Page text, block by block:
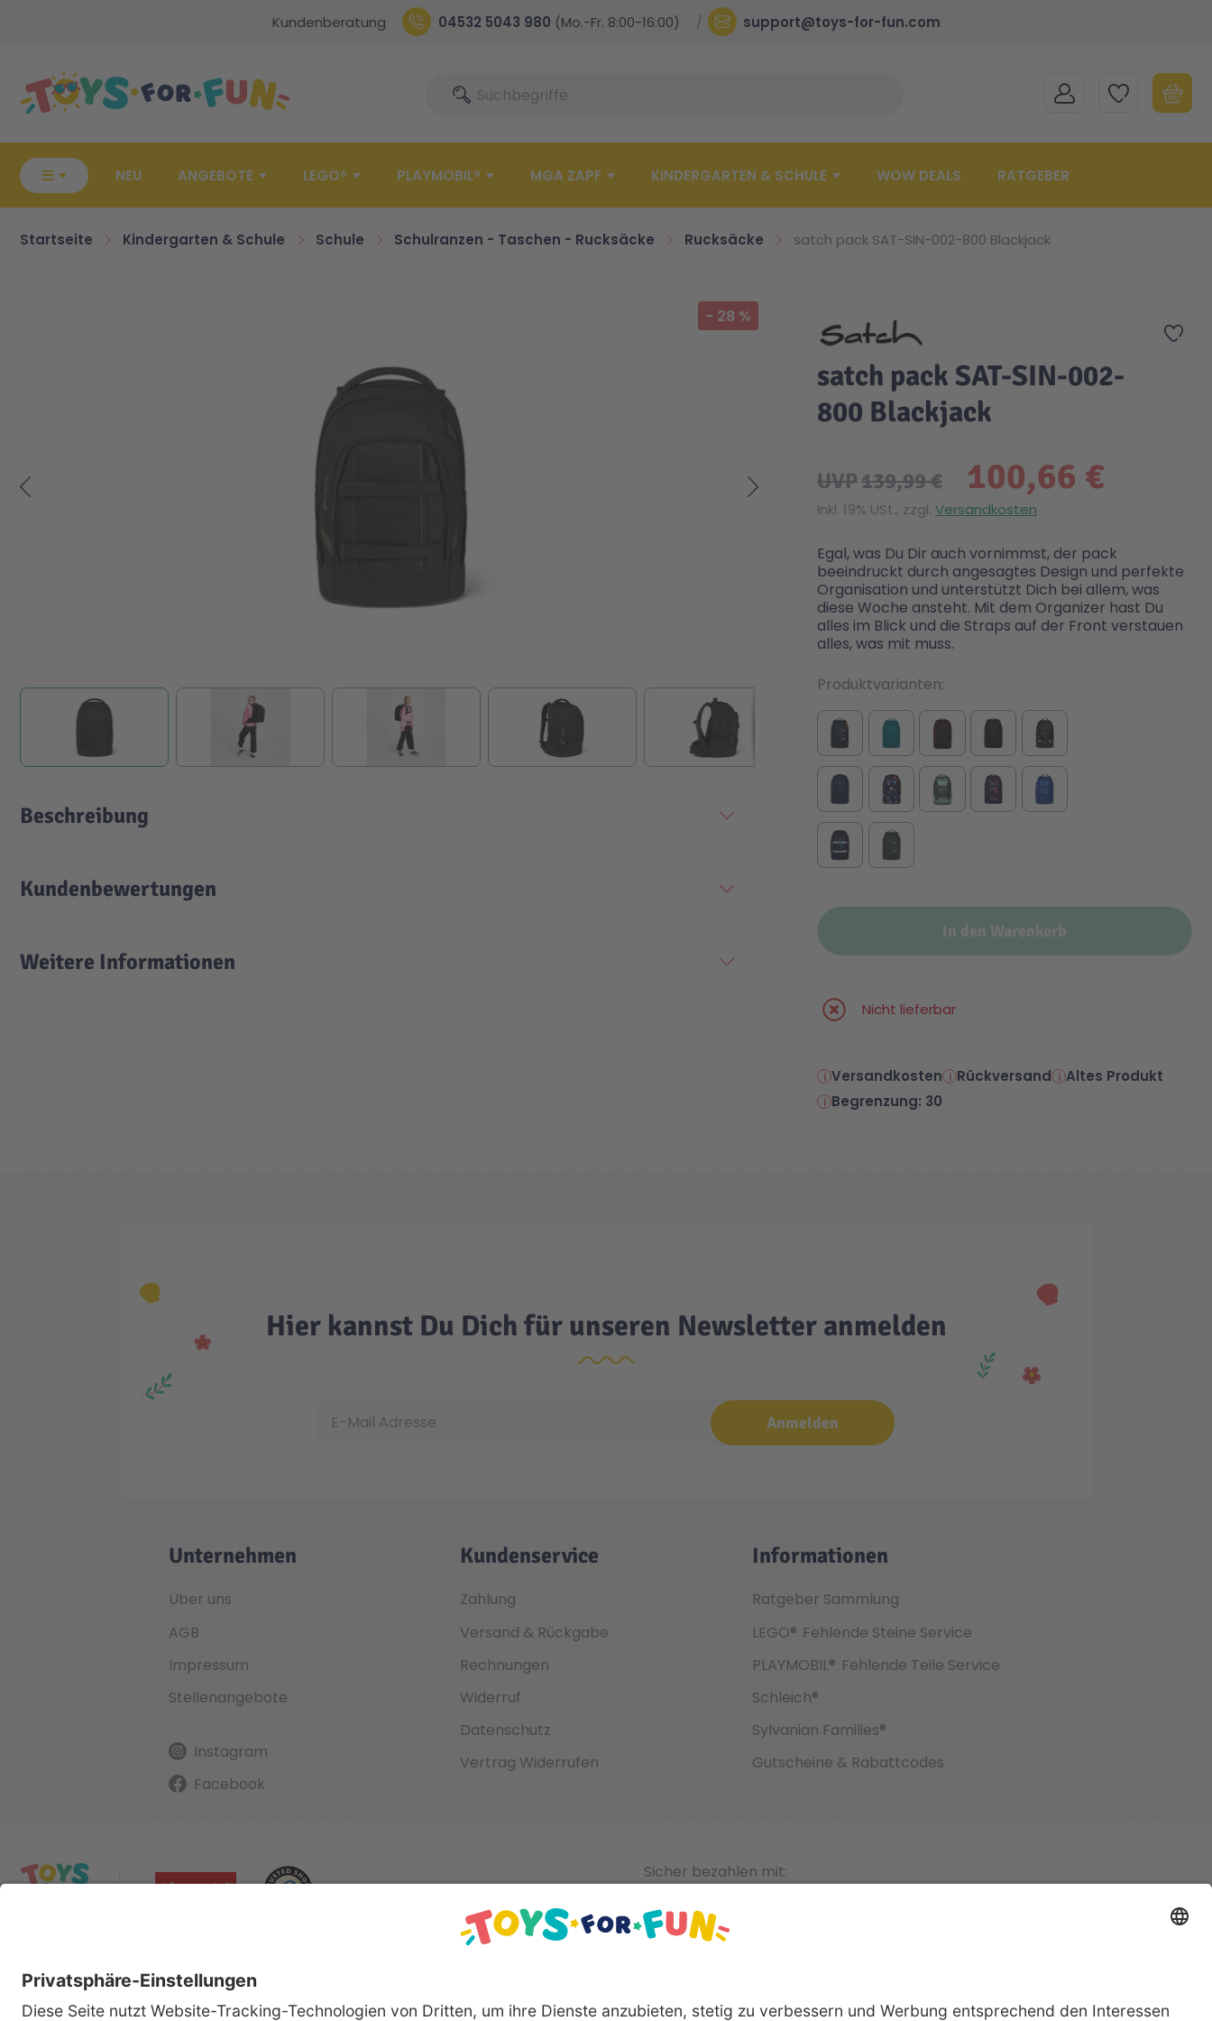
Kundenberatung 04532 5043 980 (Mo.-Fr. 8:00-16:00) support@toys-for-fun.com
SucheSuche MEIN KONTOMEINE WUNSCHLISTE
☰ NEU ANGEBOTE LEGO® PLAYMOBIL® MGA ZAPF KINDERGARTEN & SCHULE WOW DEALS RATGEBER
Startseite Kindergarten & Schule Schule Schulranzen - Taschen - Rucksäcke Rucksäcke satch pack SAT-SIN-002-800 Blackjack
- 28 %
Zur
satch pack SAT-SIN-002-
800 Blackjack
100,66 €
UVP139,99 €
Inkl. 19% USt., zzgl. Versandkosten
Egal, was Du Dir auch vornimmst, der pack
beeindruckt durch angesagtes Design und perfekte
Organisation und unterstützt Dich bei allem, was
diese Woche ansteht. Mit dem Organizer hast Du
alles im Blick und die Straps auf der Front verstauen
alles, was mit muss.
In den Warenkorb
Nicht lieferbar
Produktvarianten
Versandkosten Rückversand
Altes Produkt
Begrenzung: 30
Beschreibung
Kundenbewertungen
Weitere Informationen
Hier kannst Du Dich für unseren Newsletter anmelden
Anmelden
Unternehmen
Über uns
AGB
Impressum
Stellenangebote
Instagram
Facebook
Kundenservice
Zahlung
Versand & Rückgabe
Rechnungen
Widerruf
Datenschutz
Vertrag Widerrufen
Informationen
Ratgeber Sammlung
LEGO® Fehlende Steine Service
PLAYMOBIL® Fehlende Teile Service
Schleich®
Sylvanian Families®
Gutscheine & Rabattcodes
Sicher bezahlen mit: